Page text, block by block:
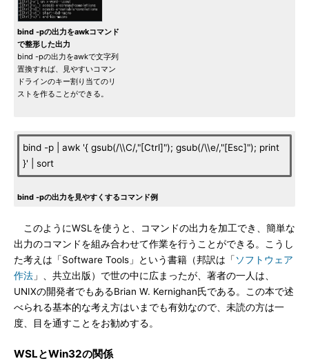
bind -pの出力をawkコマンド
で整形した出力
bind -pの出力をawkで文字列
置換すれば、見やすいコマン
ドラインのキー割り当てのリ
ストを作ることができる。
bind -p | awk '{ gsub(/\\C/,"[Ctrl]"); gsub(/\\e/,"[Esc]"); print
}' | sort
bind -pの出力を見やすくするコマンド例
このようにWSLを使うと、コマンドの出力を加工でき、簡単な
出力のコマンドを組み合わせて作業を行うことができる。こうし
た考えは「Software Tools」という書籍（邦訳は「 ソフトウェア
作法 」、共立出版）で世の中に広まったが、著者の一人は、
UNIXの開発者でもあるBrian W. Kernighan氏である。この本で述
べられる基本的な考え方はいまでも有効なので、未読の方は一
度、目を通すことをお勧めする。
WSLとWin32の関係